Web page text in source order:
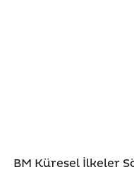
BM Küresel İlkeler